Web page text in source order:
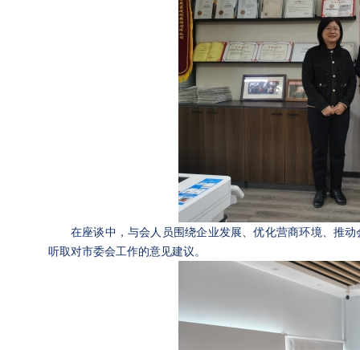
在座谈中，与会人员围绕企业发展、优化营商环境、推
听取对市委会工作的意见建议。